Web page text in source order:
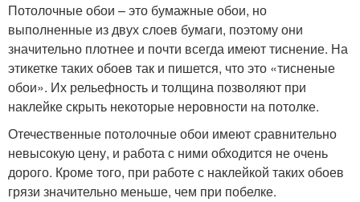
Потолочные обои – это бумажные обои, но
выполненные из двух слоев бумаги, поэтому они
значительно плотнее и почти всегда имеют тиснение. На
этикетке таких обоев так и пишется, что это «тисненые
обои». Их рельефность и толщина позволяют при
наклейке скрыть некоторые неровности на потолке.
Отечественные потолочные обои имеют сравнительно
невысокую цену, и работа с ними обходится не очень
дорого. Кроме того, при работе с наклейкой таких обоев
грязи значительно меньше, чем при побелке.